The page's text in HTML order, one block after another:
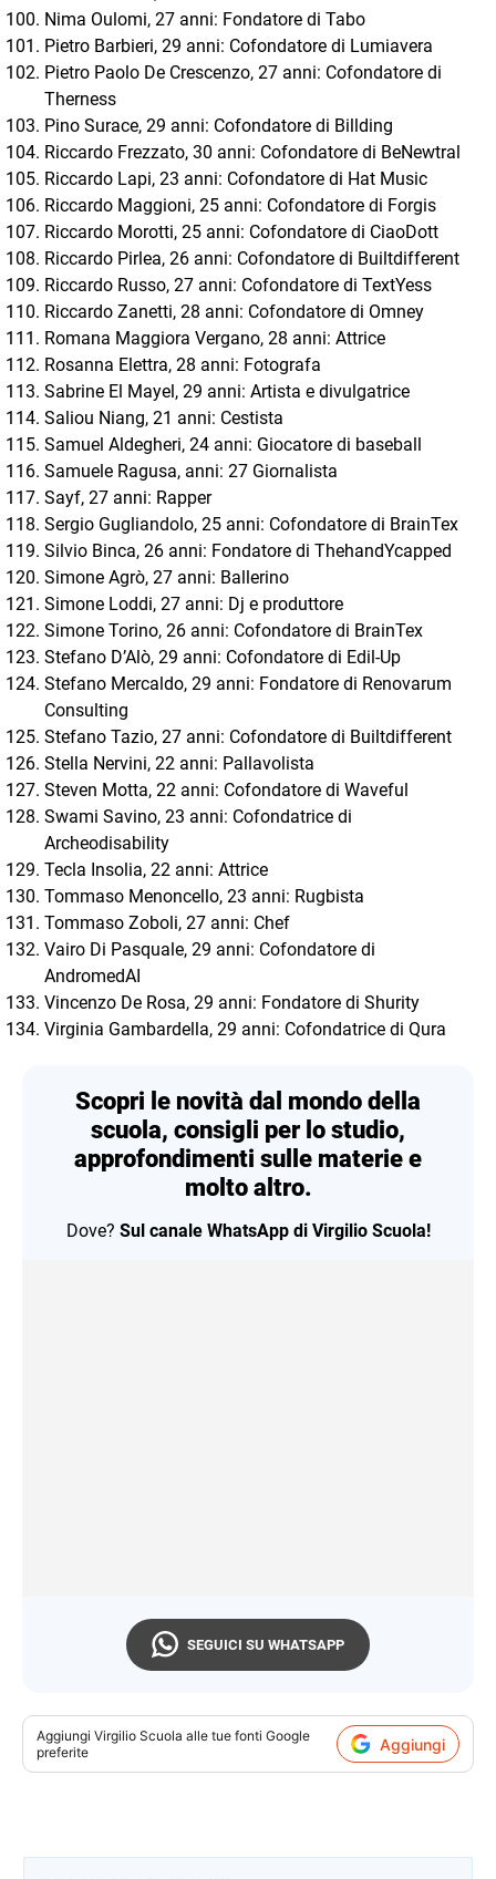
Nima Oulomi, 27 anni: Fondatore di Tabo
Pietro Barbieri, 29 anni: Cofondatore di Lumiavera
Pietro Paolo De Crescenzo, 27 anni: Cofondatore di
Therness
Pino Surace, 29 anni: Cofondatore di Billding
Riccardo Frezzato, 30 anni: Cofondatore di BeNewtral
Riccardo Lapi, 23 anni: Cofondatore di Hat Music
Riccardo Maggioni, 25 anni: Cofondatore di Forgis
Riccardo Morotti, 25 anni: Cofondatore di CiaoDott
Riccardo Pirlea, 26 anni: Cofondatore di Builtdifferent
Riccardo Russo, 27 anni: Cofondatore di TextYess
Riccardo Zanetti, 28 anni: Cofondatore di Omney
Romana Maggiora Vergano, 28 anni: Attrice
Rosanna Elettra, 28 anni: Fotografa
Sabrine El Mayel, 29 anni: Artista e divulgatrice
Saliou Niang, 21 anni: Cestista
Samuel Aldegheri, 24 anni: Giocatore di baseball
Samuele Ragusa, anni: 27 Giornalista
Sayf, 27 anni: Rapper
Sergio Gugliandolo, 25 anni: Cofondatore di BrainTex
Silvio Binca, 26 anni: Fondatore di ThehandYcapped
Simone Agrò, 27 anni: Ballerino
Simone Loddi, 27 anni: Dj e produttore
Simone Torino, 26 anni: Cofondatore di BrainTex
Stefano D’Alò, 29 anni: Cofondatore di Edil-Up
Stefano Mercaldo, 29 anni: Fondatore di Renovarum
Consulting
Stefano Tazio, 27 anni: Cofondatore di Builtdifferent
Stella Nervini, 22 anni: Pallavolista
Steven Motta, 22 anni: Cofondatore di Waveful
Swami Savino, 23 anni: Cofondatrice di
Archeodisability
Tecla Insolia, 22 anni: Attrice
Tommaso Menoncello, 23 anni: Rugbista
Tommaso Zoboli, 27 anni: Chef
Vairo Di Pasquale, 29 anni: Cofondatore di
AndromedAI
Vincenzo De Rosa, 29 anni: Fondatore di Shurity
Virginia Gambardella, 29 anni: Cofondatrice di Qura
Scopri le novità dal mondo della
scuola, consigli per lo studio,
approfondimenti sulle materie e
molto altro.
Dove? Sul canale WhatsApp di Virgilio Scuola!
SEGUICI SU WHATSAPP
Aggiungi Virgilio Scuola alle tue fonti Google
preferite
Aggiungi